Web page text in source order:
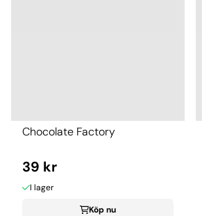
Chocolate Factory
39 kr
I lager
Köp nu